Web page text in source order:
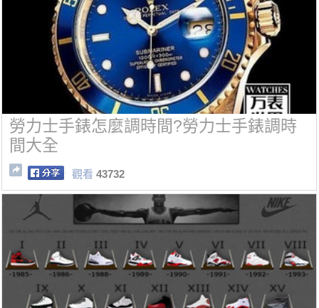
勞力士手錶怎麼調時間?勞力士手錶調時
間大全
觀看 43732